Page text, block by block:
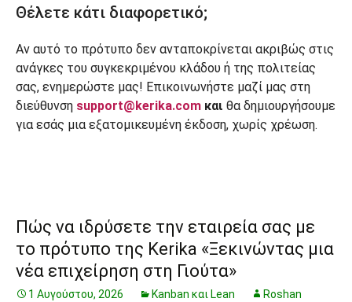
Θέλετε κάτι διαφορετικό;
Αν αυτό το πρότυπο δεν ανταποκρίνεται ακριβώς στις
ανάγκες του συγκεκριμένου κλάδου ή της πολιτείας
σας, ενημερώστε μας! Επικοινωνήστε μαζί μας στη
διεύθυνση support@kerika.com και θα δημιουργήσουμε
για εσάς μια εξατομικευμένη έκδοση, χωρίς χρέωση.
Πώς να ιδρύσετε την εταιρεία σας με
το πρότυπο της Kerika «Ξεκινώντας μια
νέα επιχείρηση στη Γιούτα»
1 Αυγούστου, 2026 Kanban και Lean
Roshan